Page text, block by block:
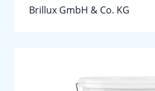
Brillux GmbH & Co. KG